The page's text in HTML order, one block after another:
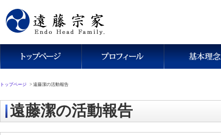
トップページ > 遠藤潔の活動報告
遠藤潔の活動報告